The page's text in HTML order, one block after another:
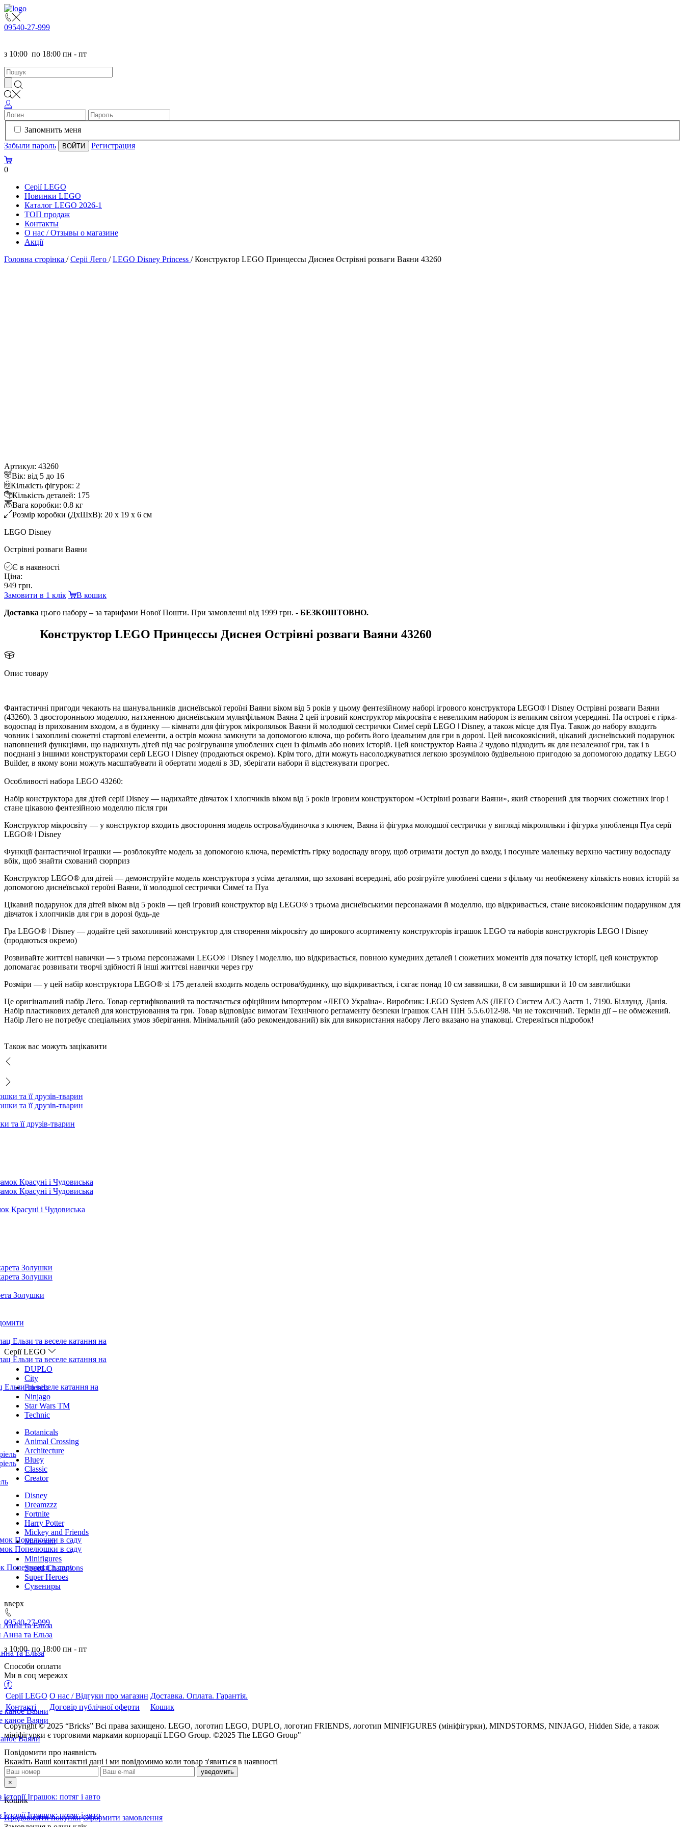
09540-27-999
з 10:00 по 18:00 пн - пт
Запомнить меня
Забыли пароль
Регистрация
0
Серії LEGO
Новинки LEGO
Каталог LEGO 2026-1
TOП продаж
Контакты
О нас / Отзывы о магазине
Акції
Головна сторінка /Серіі Лего /LEGO Disney Princess /Конструктор LEGO Принцессы Диснея Острівні розваги Ваяни 43260
Артикул: 43260
ік: від 5 до 16
Кількість фігурок: 2
Кількість деталей: 175
ага коробки: 0.8 к
Розмір коробки (ДхШхВ): 20 x 19 x 6 см
LEGO Disney
Острівні розваги Ваяни
Є в наявності
Ціна:
949 грн.
Замовити в 1 клік
кошик
Доставка цього набору – за тарифами Нової Пошти. При замовленні від 1999 грн. - БЕЗКОШТОВНО.
Конструктор LEGO Принцессы Диснея Острівні розваги Ваяни 43260
Опис товару
Фантастичні пригоди чекають на шанувальників диснеївської героїні Ваяни віком від 5 років у цьому фентезійному наборі ігрового конструктора LEGO® ǀ Disney Острівні розваги Ваяни
(43260). З двосторонньою моделлю, натхненною диснеївським мультфільмом Ваяна 2 цей ігровий конструктор мікросвіта є невеликим набором із великим світом усередині. На острові є гірка-
одоспад із прихованим входом, а в будинку — кімнати для фігурок мікроляльок Ваяни й молодшої сестрички Симеї серії LEGO ǀ Disney, а також місце для Пуа. Також до набору входить
човник і захопливі сюжетні стартові елементи, а острів можна замкнути за допомогою ключа, що робить його ідеальним для гри в дорозі. Цей високоякісний, цікавий диснеївський подарунок
наповнений функціями, що надихнуть дітей під час розігрування улюблених сцен із фільмів або нових історій. Цей конструктор Ваяна 2 чудово підходить як для незалежної гри, так і
поєднані з іншими конструкторами серії LEGO ǀ Disney (продаються окремо). Крім того, діти можуть насолоджуватися легкою зрозумілою будівельною пригодою за допомогою додатку LEGO
Builder, в якому вони можуть масштабувати й обертати моделі в 3D, зберігати набори й відстежувати прогрес.
Особливості набора LEGO 43260:
Набір конструктора для дітей серії Disney — надихайте дівчаток і хлопчиків віком від 5 років ігровим конструктором «Острівні розваги Ваяни», який створений для творчих сюжетних ігор і
стане цікавою фентезійною моделлю після гри
Конструктор мікросвіту — у конструктор входить двостороння модель острова/будиночка з ключем, Ваяна й фігурка молодшої сестрички у вигляді мікроляльки і фігурка улюбленця Пуа серії
LEGO® ǀ Disney
Функції фантастичної іграшки — розблокуйте модель за допомогою ключа, перемістіть гірку водоспаду вгору, щоб отримати доступ до входу, і посуньте маленьку верхню частину водоспаду
ік, щоб знайти схований сюрприз
Конструктор LEGO® для дітей — демонструйте модель конструктора з усіма деталями, що заховані всередині, або розігруйте улюблені сцени з фільму чи необмежену кількість нових історій за
допомогою диснеївської героїні Ваяни, її молодшої сестрички Симеї та Пуа
Цікавий подарунок для дітей віком від 5 років — цей ігровий конструктор від LEGO® з трьома диснеївськими персонажами й моделлю, що відкривається, стане високоякісним подарунком для
дівчаток і хлопчиків для гри в дорозі будь-де
Гра LEGO® ǀ Disney — додайте цей захопливий конструктор для створення мікросвіту до широкого асортименту конструкторів іграшок LEGO та наборів конструкторів LEGO ǀ Disney
(продаються окремо)
Розвивайте життєві навички — з трьома персонажами LEGO® ǀ Disney і моделлю, що відкривається, повною кумедних деталей і сюжетних моментів для початку історії, цей конструктор
допомагає розвивати творчі здібності й інші життєві навички через гру
Розміри — у цей набір конструктора LEGO® зі 175 деталей входить модель острова/будинку, що відкривається, і сягає понад 10 см заввишки, 8 см завширшки й 10 см завглибшки
Це оригінальний набір Лего. Товар сертифікований та постачається офіційним імпортером «ЛЕГО Україна». Виробник: LEGO System A/S (ЛЕГО Систем А/С) Ааств 1, 7190. Біллунд. Данія.
Набір пластикових деталей для конструювання та гри. Товар відповідає вимогам Технічного регламенту безпеки іграшок САН ПІН 5.5.6.012-98. Чи не токсичний. Термін дії – не обмежений.
Набір Лего не потребує спеціальних умов зберігання. Мінімальний (або рекомендований) вік для використання набору Лего вказано на упаковці. Стережіться підробок!
Також вас можуть зацікавити
Серії LEGO
DUPLO
City
Friends
Ninjago
Star Wars TM
Technic
Botanicals
Animal Crossing
Architecture
Bluey
Classic
Creator
Disney
Dreamzzz
Fortnite
Harry Potter
Mickey and Friends
Minecraft
Minifigures
Speed Champions
Super Heroes
Сувениры
ерх
09540-27-999
з 10:00по 18:00 пн - пт
Способи оплати
Ми в соц мережах
Серії LEGO О нас / Відгуки про магазин Доставка. Оплата. Гарантія.
Контакті
Договір публічної оферти Кошик
Copyright © 2025 “Bricks” Всі права захищено. LEGO, логотип LEGO, DUPLO, логотип FRIENDS, логотип MINIFIGURES (мініфігурки), MINDSTORMS, NINJAGO, Hidden Side, а також
мініфігурки є торговими марками корпорації LEGO Group. ©2025 The LEGO Group"
Повідомити про наявність
кажіть Ваші контактні дані і ми повідомимо коли товар з'явиться в наявності
×
Кошик
Продовжити покупки Оформити замовлення